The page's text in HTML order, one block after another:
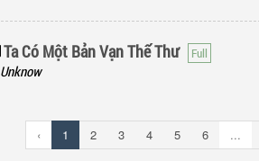
Ta Có Một Bản Vạn Thế Thư
Unknow
‹ 1 2 3 4 5 6 ...